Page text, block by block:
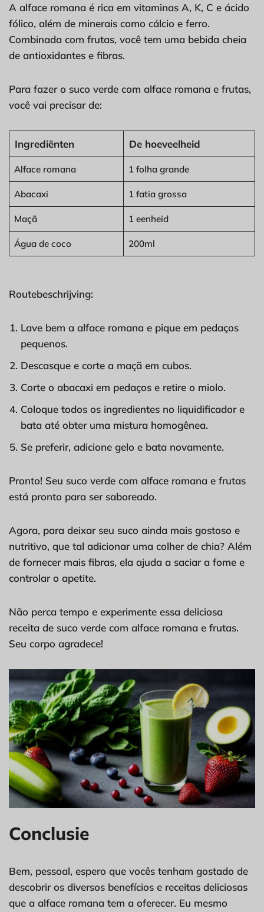
A alface romana é rica em vitaminas A, K, C e ácido
fólico, além de minerais como cálcio e ferro.
Combinada com frutas, você tem uma bebida cheia
de antioxidantes e fibras.
Para fazer o suco verde com alface romana e frutas,
você vai precisar de:
Ingrediënten De hoeveelheid
Alface romana 1 folha grande
Abacaxi 1 fatia grossa
Maçã 1 eenheid
Água de coco 200ml
Routebeschrijving:
Lave bem a alface romana e pique em pedaços
pequenos.
Descasque e corte a maçã em cubos.
Corte o abacaxi em pedaços e retire o miolo.
Coloque todos os ingredientes no liquidificador e
bata até obter uma mistura homogênea.
Se preferir, adicione gelo e bata novamente.
Pronto! Seu suco verde com alface romana e frutas
está pronto para ser saboreado.
Agora, para deixar seu suco ainda mais gostoso e
nutritivo, que tal adicionar uma colher de chia? Além
de fornecer mais fibras, ela ajuda a saciar a fome e
controlar o apetite.
Não perca tempo e experimente essa deliciosa
receita de suco verde com alface romana e frutas.
Seu corpo agradece!
Conclusie
Bem, pessoal, espero que vocês tenham gostado de
descobrir os diversos benefícios e receitas deliciosas
que a alface romana tem a oferecer. Eu mesmo